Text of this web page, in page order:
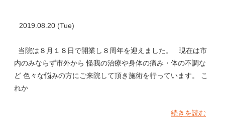
2019.08.20 (Tue)
当院は８月１８日で開業し８周年を迎えました。 現在は市
内のみならず市外から 怪我の治療や身体の痛み・体の不調な
ど 色々な悩みの方にご来院して頂き施術を行っています。 こ
れか
続きを読む